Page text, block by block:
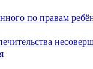
по правам